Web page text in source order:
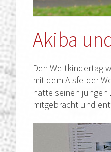
Akiba
Den Weltkindertag
mit dem Alsfelder
hatte seinen jungen
mitgebracht und